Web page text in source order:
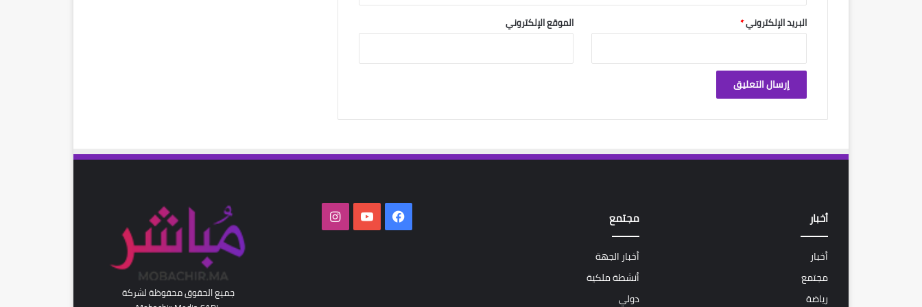
البريد الإلكتروني* الموقع الإلكتروني
أخبار
أخبار
مجتمع
رياضة
مجتمع
أخبار الجهة
أنشطة ملكية
دولي
فيسبوك‫YouTubeانستقرام
جميع الحقوق محفوظة لشركة